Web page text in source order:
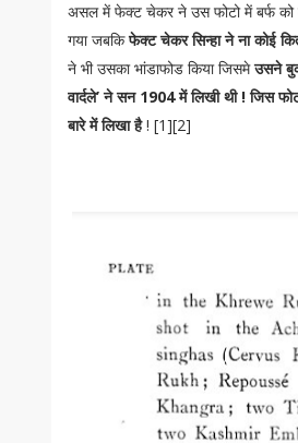
असल में फेक्ट चेकर ने उस फोटो में बर्फ को
गया जबकिफेक्ट चेकर सिन्हा ने ना कोई
ने भी उसका भांडाफोड किया जिसमेउसने
वार्दले’ ने सन 1904 में लिखी थी ! जिस
बारे में लिखा है! [1][2]